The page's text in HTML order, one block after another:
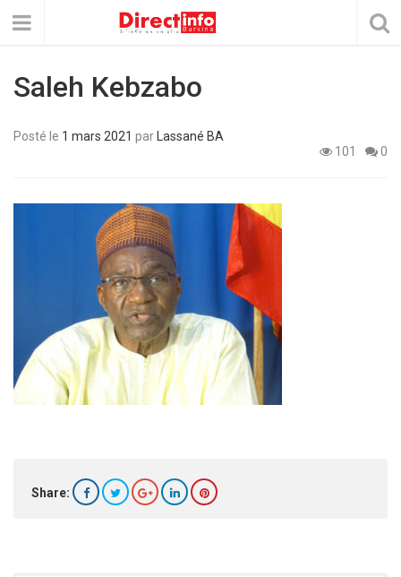
Saleh Kebzabo
Posté le 1 mars 2021 par
Lassané BA
101
0
Share: